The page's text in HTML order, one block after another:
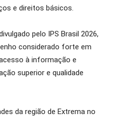
e direitos básicos.
pelo IPS Brasil 2026,
considerado forte em
à informação e
superior e qualidade
da região de Extrema no